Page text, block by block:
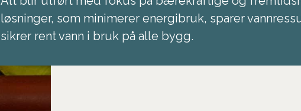
løsninger, som minimerer energibruk, sparer
sikrer rent vann i bruk på alle bygg.